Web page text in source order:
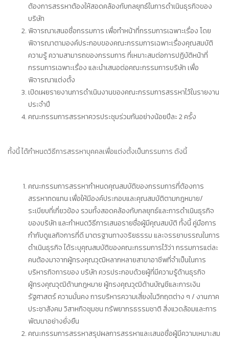
ต้องการสรรหาต้องให้สอดคล้องกับกลยุทธ์ในการดำเนินธุรกิจของ
บริษัท
พิจารณาเสนอชื่อกรรมการ เพื่อทำหน้าที่กรรมการเฉพาะเรื่อง โดย
พิจารณาตามองค์ประกอบของคณะกรรมการเฉพาะเรื่องคุณสมบัติ
ความรู้ ความสามารถของกรรมการ ที่เหมาะสมต่อการปฏิบัติหน้าที่
กรรมการเฉพาะเรื่อง และนำเสนอต่อคณะกรรมการบริษัท เพื่อ
พิจารณาแต่งตั้ง
เปิดเผยรายงานการดำเนินงานของคณะกรรมการสรรหาไว้ในรายงาน
ประจำปี
คณะกรรมการสรรหาควรประชุมร่วมกันอย่างน้อยปีละ 2 ครั้ง
ทั้งนี้ ได้กำหนดวิธีการสรรหาบุคคลเพื่อแต่งตั้งเป็นกรรมการ ดังนี้
คณะกรรมการสรรหากำหนดคุณสมบัติของกรรมการที่ต้องการ
สรรหาทดแทน เพื่อให้มีองค์ประกอบและคุณสมบัติตามกฎหมาย/
ระเบียบที่เกี่ยวข้อง รวมทั้งสอดคล้องกับกลยุทธ์และการดำเนินธุรกิจ
ของบริษัท และกำหนดวิธีการเสนอรายชื่อผู้มีคุณสมบัติ ทั้งนี้ คู่มือการ
กำกับดูแลกิจการที่ดี มาตรฐานทางจริยธรรม และจรรยาบรรณในการ
ดำเนินธุรกิจ ได้ระบุคุณสมบัติของคณะกรรมการไว้ว่า กรรมการแต่ละ
คนต้องมาจากผู้ทรงคุณวุฒิหลากหลายสาขาอาชีพที่จำเป็นในการ
บริหารกิจการของ บริษัท ควรประกอบด้วยผู้ที่มีความรู้ด้านธุรกิจ
ผู้ทรงคุณวุฒิด้านกฎหมาย ผู้ทรงคุณวุฒิด้านบัญชีและการเงิน
รัฐศาสตร์ ความมั่นคง การบริหารความเสี่ยงในวิกฤตต่าง ๆ / งานภาค
ประชาสังคม วิสาหกิจชุมชน ทรัพยากรธรรมชาติ สิ่งแวดล้อมและการ
พัฒนาอย่างยั่งยืน
คณะกรรมการสรรหาสรุปผลการสรรหาและเสนอชื่อผู้มีความเหมาะสม